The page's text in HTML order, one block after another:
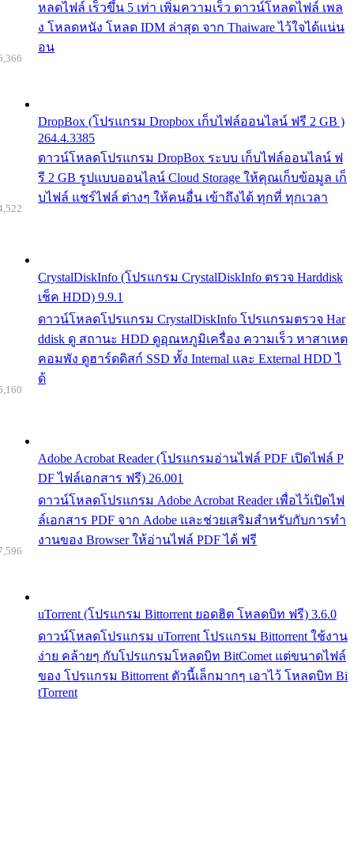
หลดไฟล์ เร็วขึ้น 5 เท่า เพิ่มความเร็ว ดาวน์โหลดไฟล์ เพล
ง โหลดหนัง โหลด IDM ล่าสุด จาก Thaiware ไว้ใจได้แน่น
อน
DropBox (โปรแกรม Dropbox เก็บไฟล์ออนไลน์ ฟรี 2 GB )
264.4.3385
ดาวน์โหลดโปรแกรม DropBox ระบบ เก็บไฟล์ออนไลน์ ฟ
รี 2 GB รูปแบบออนไลน์ Cloud Storage ให้คุณเก็บข้อมูล เก็
บไฟล์ แชร์ไฟล์ ต่างๆ ให้คนอื่น เข้าถึงได้ ทุกที่ ทุกเวลา
CrystalDiskInfo (โปรแกรม CrystalDiskInfo ตรวจ Harddisk
เช็ค HDD) 9.9.1
ดาวน์โหลดโปรแกรม CrystalDiskInfo โปรแกรมตรวจ Har
ddisk ดู สถานะ HDD ดูอุณหภูมิเครื่อง ความเร็ว หาสาเหต
คอมพัง ดูฮาร์ดดิสก์ SSD ทั้ง Internal และ External HDD ไ
ด้
Adobe Acrobat Reader (โปรแกรมอ่านไฟล์ PDF เปิดไฟล์ P
DF ไฟล์เอกสาร ฟรี) 26.001
ดาวน์โหลดโปรแกรม Adobe Acrobat Reader เพื่อไว้เปิดไฟ
ล์เอกสาร PDF จาก Adobe และช่วยเสริมสำหรับกับการทำ
งานของ Browser ให้อ่านไฟล์ PDF ได้ ฟรี
uTorrent (โปรแกรม Bittorrent ยอดฮิต โหลดบิท ฟรี) 3.6.0
ดาวน์โหลดโปรแกรม uTorrent โปรแกรม Bittorrent ใช้งาน
ง่าย คล้ายๆ กับโปรแกรมโหลดบิท BitComet แต่ขนาดไฟล์
ของ โปรแกรม Bittorrent ตัวนี้เล็กมากๆ เอาไว้ โหลดบิท Bi
tTorrent